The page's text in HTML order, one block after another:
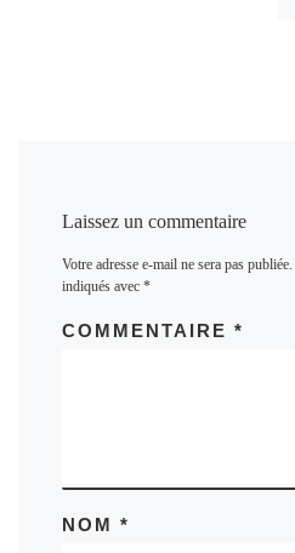
Laissez un commentaire
Votre adresse e-mail ne sera pas publiée.
indiqués avec*
COMMENTAIRE*
NOM*